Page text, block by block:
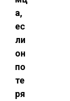
а,
ес
ли
он
по
те
ря